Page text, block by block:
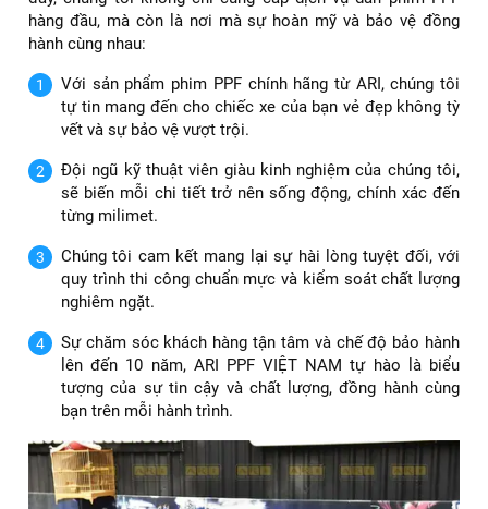
Chi phí dán PPF xe Vinfast VF8 tùy thuộc vào gói sản
phẩm. Dưới đây là bảng giá dán PPF ARI cho xe Vinfast VF8
Dòng sản phẩm Giá Tiền
Bảo hành
♻️ Standard T65MT
🔰 23.900.000 💯 3 năm
♻️ Standard T65
🔰 29.000.000
♻️ ARI - Pro U65
🔰 43.000.000 💯 6 năm
♻️ ARI Premium U75 🔰 62.000.000 💯 8 năm